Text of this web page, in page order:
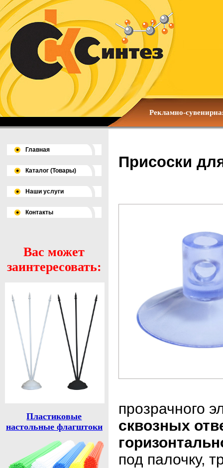
Рекламно-
Главная
Каталог (Товары)
Наши услуги
Контакты
Вас может
заинтересовать:
Пластиковые
настольные флагштоки
Присоски
прозрачного
сквозных
под палочку,